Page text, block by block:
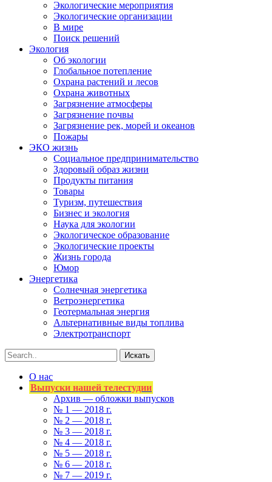
Экологические мероприятия
Экологические организации
В мире
Поиск решений
Экология
Об экологии
Глобальное потепление
Охрана растений и лесов
Охрана животных
Загрязнение атмосферы
Загрязнение почвы
Загрязнение рек, морей и океанов
Пожары
ЭКО жизнь
Социальное предпринимательство
Здоровый образ жизни
Продукты питания
Товары
Туризм, путешествия
Бизнес и экология
Наука для экологии
Экологическое образование
Экологические проекты
Жизнь города
Юмор
Энергетика
Солнечная энергетика
Ветроэнергетика
Геотермальная энергия
Альтернативные виды топлива
Электротранспорт
О нас
Выпуски нашей телестудии
Архив — обложки выпусков
№ 1 — 2018 г.
№ 2 — 2018 г.
№ 3 — 2018 г.
№ 4 — 2018 г.
№ 5 — 2018 г.
№ 6 — 2018 г.
№ 7 — 2019 г.